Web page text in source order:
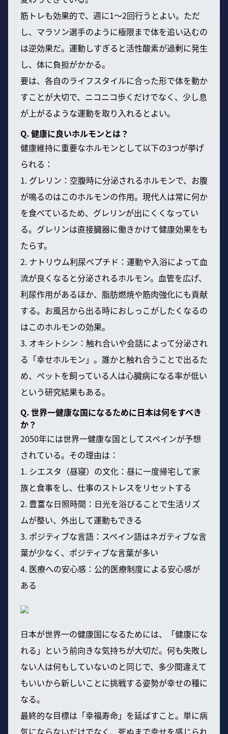
筋トレも効果的で、週に1～2回行うとよい。ただ
し、マラソン選手のように極限まで体を追い込むの
は逆効果だ。運動しすぎると活性酸素が過剰に発生
し、体に負担がかかる。
要は、各自のライフスタイルに合った形で体を動か
すことが大切で、ニコニコ歩くだけでなく、少し息
が上がるような運動を取り入れるとよい。
Q. 健康に良いホルモンとは？
健康維持に重要なホルモンとして以下の3つが挙げ
られる：
1. グレリン：空腹時に分泌されるホルモンで、お腹
が鳴るのはこのホルモンの作用。現代人は常に何か
を食べているため、グレリンが出にくくなってい
る。グレリンは直接臓器に働きかけて健康効果をも
たらす。
2. ナトリウム利尿ペプチド：運動や入浴によって血
流が良くなると分泌されるホルモン。血管を広げ、
利尿作用があるほか、脂肪燃焼や筋肉強化にも貢献
する。お風呂から出る時におしっこがしたくなるの
はこのホルモンの効果。
3. オキシトシン：触れ合いや会話によって分泌され
る「幸せホルモン」。誰かと触れ合うことで出るた
め、ペットを飼っている人は心臓病になる率が低い
という研究結果もある。
Q. 世界一健康な国になるために日本は何をすべき
か？
2050年には世界一健康な国としてスペインが予想
されている。その理由は：
1. シエスタ（昼寝）の文化：昼に一度帰宅して家
族と食事をし、仕事のストレスをリセットする
2. 豊富な日照時間：日光を浴びることで生活リズ
ムが整い、外出して運動もできる
3. ポジティブな言語：スペイン語はネガティブな言
葉が少なく、ポジティブな言葉が多い
4. 医療への安心感：公的医療制度による安心感が
ある
日本が世界一の健康国になるためには、「健康にな
れる」という前向きな気持ちが大切だ。何も失敗し
ない人は何もしていないのと同じで、多少間違えて
もいいから新しいことに挑戦する姿勢が幸せの種に
なる。
最終的な目標は「幸福寿命」を延ばすこと。単に病
気にならないだけでなく、死ぬまで幸せを感じられ